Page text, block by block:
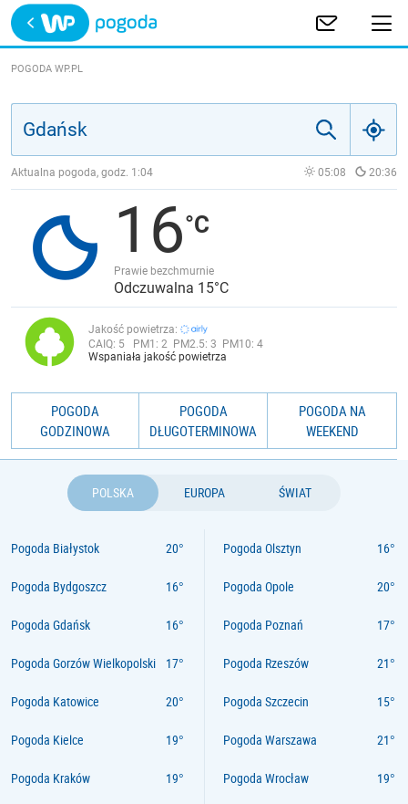
Trwa ładowanie
POLSKA
JAKOŚĆ POWIETRZA
POGODA WP.PL
Aktualna pogoda, godz. 1:04 05:08 20:36
16
Prawie bezchmurnie
Odczuwalna 15°C
Jakość powietrza:
CAIQ: 5 PM1: 2 PM2.5: 3 PM10: 4
Wspaniała jakość powietrza
POGODA
GODZINOWA
POGODA
DŁUGOTERMINOWA
POGODA NA
WEEKEND
POLSKA EUROPA ŚWIAT
Pogoda Białystok
Pogoda Bydgoszcz
Pogoda Gdańsk
Pogoda Gorzów Wielkopolski
Pogoda Katowice
Pogoda Kielce
Pogoda Kraków
Pogoda Olsztyn
Pogoda Opole
Pogoda Poznań
Pogoda Rzeszów
Pogoda Szczecin
Pogoda Warszawa
Pogoda Wrocław